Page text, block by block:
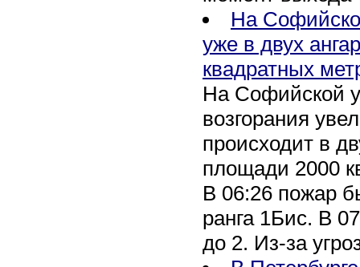
На
уже в двух
квадратных
На Софийской
возгорания
происходит в
площади 2000
В 06:26 пожар
ранга 1Бис. В
до 2. Из-за